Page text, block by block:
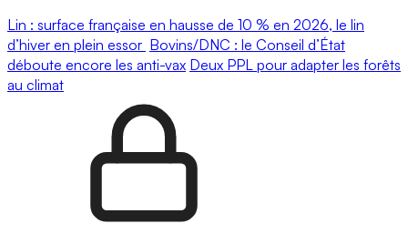
Lin : surface française en hausse de 10 % en 2026, le lin
d’hiver en plein essor Bovins/DNC : le Conseil d’État
déboute encore les anti-vax Deux PPL pour adapter les forêts
au climat